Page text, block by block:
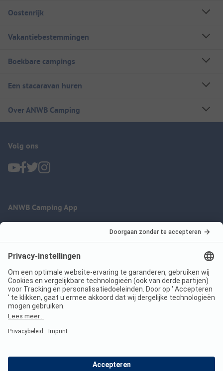
Oostenrijk
Vakantiebestemmingen
Boekbare campings
Een stacaravan huren
Over ANWB Camping
Volg ons
ANWB Camping App
Imprint
Jouw privacy
Voorwaarden
Wet digitale diensten